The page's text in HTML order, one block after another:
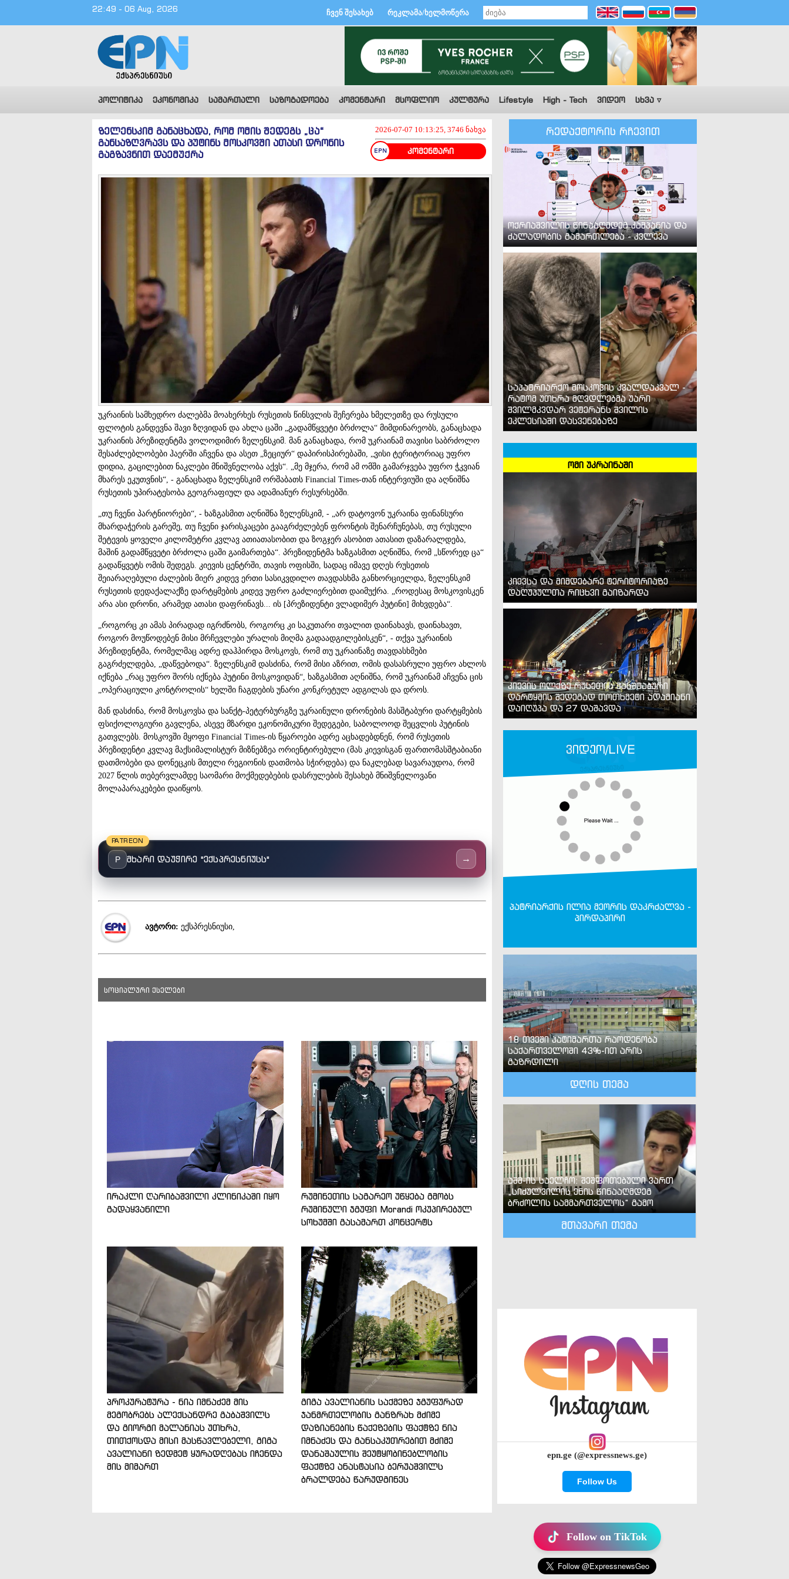
22:49 - 06 Aug, 2026 ჩვენ შესახებ რეკლამა/ხელმოწერა
პოლიტიკა ეკონომიკა სამართალი საზოგადოება კომენტარი მსოფლიო კულტურა Lifestyle High - Tech ვიდეო სხვა ▿
2026-07-07 10:13:25, 3746 ნახვა
კომენტარი
ზელენსკიმ განაცხადა, რომ ომის შედეგს „ცა“
განსაზღვრავს და პუტინს მოსკოვში ათასი დრონის
გაგზავნით დაემუქრა
უკრაინის სამხედრო ძალებმა მოახერხეს რუსეთის წინსვლის შეჩერება ხმელეთზე და რუსული
ფლოტის განდევნა შავი ზღვიდან და ახლა ცაში „გადამწყვეტი ბრძოლა“ მიმდინარეობს, განაცხადა
უკრაინის პრეზიდენტმა ვოლოდიმირ ზელენსკიმ. მან განაცხადა, რომ უკრაინამ თავისი საბრძოლო
შესაძლებლობები ჰაერში აჩვენა და ასეთ „ზეციურ“ დაპირისპირებაში, „ვისი ტერიტორიაც უფრო
დიდია, გაცილებით ნაკლები მნიშვნელობა აქვს“. „მე მჯერა, რომ ამ ომში გამარჯვება უფრო ჭკვიან
მხარეს ეკუთვნის“, - განაცხადა ზელენსკიმ ორშაბათს Financial Times-თან ინტერვიუში და აღნიშნა
რუსეთის უპირატესობა გეოგრაფიულ და ადამიანურ რესურსებში.
„თუ ჩვენი პარტნიორები“, - ხაზგასმით აღნიშნა ზელენსკიმ, - „არ დატოვონ უკრაინა ფინანსური
მხარდაჭერის გარეშე, თუ ჩვენი ჯარისკაცები გააგრძელებენ ფრონტის შენარჩუნებას, თუ რუსული
შეტევის ყოველი კილომეტრი კვლავ ათიათასობით და ზოგჯერ ასობით ათასით დაზარალდება,
მაშინ გადამწყვეტი ბრძოლა ცაში გაიმართება“. პრეზიდენტმა ხაზგასმით აღნიშნა, რომ „სწორედ ცა“
გადაწყვეტს ომის შედეგს. კიევის ცენტრში, თავის ოფისში, სადაც იმავე დღეს რუსეთის
შეიარაღებული ძალების მიერ კიდევ ერთი სასიკვდილო თავდასხმა განხორციელდა, ზელენსკიმ
რუსეთის დედაქალაქზე დარტყმების კიდევ უფრო გაძლიერებით დაიმუქრა. „როდესაც მოსკოვისკენ
არა ასი დრონი, არამედ ათასი დაფრინავს... ის [პრეზიდენტი ვლადიმერ პუტინი] მიხვდება“.
„როგორც კი ამას პირადად იგრძნობს, როგორც კი საკუთარი თვალით დაინახავს, ​​დაინახავთ,
როგორ მოუწოდებენ მისი მრჩევლები ურალის მიღმა გადაადგილებისკენ“, - თქვა უკრაინის
პრეზიდენტმა, რომელმაც ადრე დაჰპირდა მოსკოვს, რომ თუ უკრაინაზე თავდასხმები
გაგრძელდება, „დაწვებოდა“. ზელენსკიმ დასძინა, რომ მისი აზრით, ომის დასასრული უფრო ახლოს
იქნება „რაც უფრო შორს იქნება პუტინი მოსკოვიდან“, ხაზგასმით აღნიშნა, რომ უკრაინამ აჩვენა ცის
„ოპერაციული კონტროლის“ ხელში ჩაგდების უნარი კონკრეტულ ადგილას და დროს.
მან დასძინა, რომ მოსკოვსა და სანქტ-პეტერბურგზე უკრაინული დრონების მასშტაბური დარტყმების
ფსიქოლოგიური გავლენა, ასევე მზარდი ეკონომიკური შედეგები, საბოლოოდ შეცვლის პუტინის
გათვლებს. მოსკოვში მყოფი Financial Times-ის წყაროები ადრე აცხადებდნენ, რომ რუსეთის
პრეზიდენტი კვლავ მაქსიმალისტურ მიზნებზეა ორიენტირებული (მას კიევისგან ფართომასშტაბიანი
დათმობები და დონეცკის მთელი რეგიონის დათმობა სჭირდება) და ნაკლებად სავარაუდოა, რომ
2027 წლის თებერვლამდე საომარი მოქმედებების დასრულების შესახებ მნიშვნელოვანი
მოლაპარაკებები დაიწყოს.
PATREON
P მხარი დაუჭირე "ექსპრესნიუსს" →
ავტორი: ექსპრესნიუსი,
სოციალური ქსელები
ირაკლი ღარიბაშვილი კლინიკაში იყო
გადაყვანილი
რუმინეთის საგარეო უწყება გმობს
რუმინული ჯგუფი Morandi ოკუპირებულ
სოხუმში გასამართ კონცერტს
პროკურატურა - ნია იმნაძემ მის
მეგობრებს ალექსანდრე გაბაშვილს
და გიორგი მალანიას უთხრა,
თითქოსდა მისი მასწავლებელი, გიგა
ავალიანი ზედმეტ ყურადღებას იჩენდა
მის მიმართ
გიგა ავალიანის საქმეზე ჯგუფურად
ჯანმრთელობის განზრახ მძიმე
დაზიანების წაქეზების ფაქტზე ნია
იმნაძეს და განსაკუთრებით მძიმე
დანაშაულის შეუტყობინებლობის
ფაქტზე ანასტასია ბერუაშვილს
ბრალდება წარუდგინეს
რედაქტორის რჩევით
ოქრიაშვილის წინააღმდეგ კამპანია და
ძალადობის გამართლება - კვლევა
საპატრიარქო მოსკოვის კვალდაკვალ -
რატომ უთხრა მღვდლებმა უარი
შვილმკვდარ ვეტერანს შვილის
ეკლესიაში დასვენებაზე
ომი უკრაინაში
კიევსა და მიმდებარე ტერიტორიაზე
დაღუპულთა რიცხვი გაიზარდა
კიევის ოლქზე რუსეთის მასშტაბური
დარტყმის შედეგად თოთხმეტი ადამიანი
დაიღუპა და 27 დაშავდა
ვიდეო/LIVE
პატრიარქის ილია მეორის დაკრძალვა -
პირდაპირი
18 თვეში პატიმართა რაოდენობა
საქართველოში 43%-ით არის
გაზრდილი
დღის თემა
აშშ-ის საელჩო: შეშფოთებული ვართ
„სიძულვილის ენის წინააღმდეგ
ბრძოლის სამმართველოს“ გამო
მთავარი თემა
epn.ge (@expressnews.ge)
Follow Us
Follow on TikTok